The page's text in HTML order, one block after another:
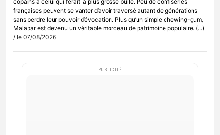
copains à celui qui ferait la plus grosse bulle. Peu de confiseries
françaises peuvent se vanter d’avoir traversé autant de générations
sans perdre leur pouvoir d’évocation. Plus qu’un simple chewing-gum,
Malabar est devenu un véritable morceau de patrimoine populaire. (...)
/ le 07/08/2026
PUBLICITÉ